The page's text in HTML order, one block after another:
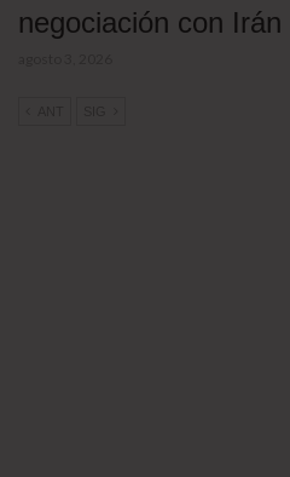
negociación con Irán